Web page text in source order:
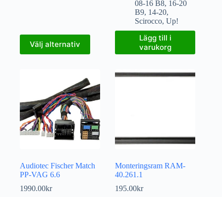
Välj alternativ
08-16 B8, 16-20
B9, 14-20,
Scirocco,Up!
Lägg till i
varukorg
Audiotec Fischer Match
PP-VAG 6.6
1990.00kr
Monteringsram RAM-
40.261.1
195.00kr